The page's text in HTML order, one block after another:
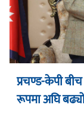
प्रचण्ड-केपी
रूपमा अघि